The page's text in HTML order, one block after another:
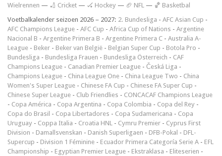
Wielrennen — 🏏 Cricket — 🏑 Hockey — 🏈 NFL — 🏀 Basketbal
Voetbalkalender seizoen 2026 – 2027: 2. Bundesliga - AFC Asian Cup -
AFC Champions League - AFC Cup - Africa Cup of Nations - Argentine
Nacional B - Argentine Primera B - Argentine Primera C - Australia A-
League - Beker - Beker van België - Belgian Super Cup - Botola Pro -
Bundesliga - Bundesliga Frauen - Bundesliga Österreich - CAF
Champions League - Canadian Premier League - Česká Liga -
Champions League - China League One - China League Two - China
Women's Super League - Chinese FA Cup - Chinese FA Super Cup -
Chinese Super League - Club Friendlies - CONCACAF Champions League
- Copa América - Copa Argentina - Copa Colombia - Copa del Rey -
Copa do Brasil - Copa Libertadores - Copa Sudamericana - Copa
Uruguay - Coppa Italia - Croatia HNL - Cymru Premier - Cyprus First
Division - Damallsvenskan - Danish Superligaen - DFB-Pokal - DFL-
Supercup - Division 1 Féminine - Ecuador Primera Categoría Serie A - EFL
Championship - Egyptian Premier League - Ekstraklasa - Eliteserien -